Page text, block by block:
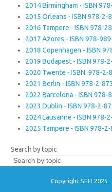
2014 Birmingham - ISBN
2015 Orleans - ISBN 978-2-
2016 Tampere - ISBN 978-
2017 Azores - ISBN 978-
2018 Copenhagen - ISBN
2019 Budapest - ISBN 978-
2020 Twente - ISBN: 978-2-
2021 Berlin - ISBN 978-2-
2022 Barcelona - ISBN 978-
2023 Dublin - ISBN 978-2-
2024 Lausanne - ISBN 978-
2025 Tampere - ISBN 978-
Search by topic
Copyright SEFI 2025